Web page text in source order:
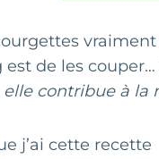
de les
contribue à la
j’ai cette recette